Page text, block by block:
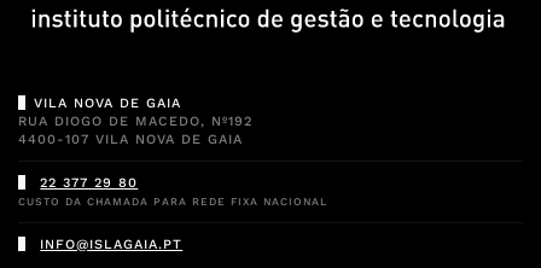
VILA NOVA DE GAIA
RUA DIOGO DE MACEDO, Nº192
4400-107 VILA NOVA DE GAIA
22 377 29 80
CUSTO DA CHAMADA PARA REDE FIXA NACIONAL
INFO@ISLAGAIA.PT